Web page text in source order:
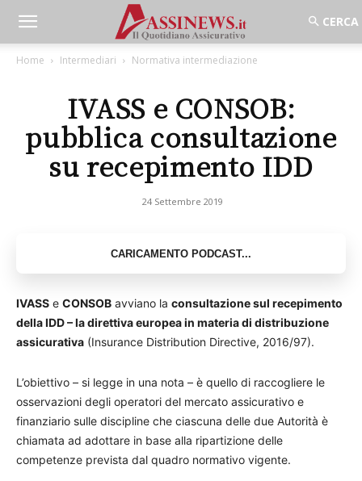
Home Intermediari Normativa intermediazione
IVASS e CONSOB:
pubblica consultazione
su recepimento IDD
24 Settembre 2019
IVASS e CONSOB avviano la consultazione sul recepimento
della IDD – la direttiva europea in materia di distribuzione
assicurativa (Insurance Distribution Directive, 2016/97).
L’obiettivo – si legge in una nota – è quello di raccogliere le
osservazioni degli operatori del mercato assicurativo e
finanziario sulle discipline che ciascuna delle due Autorità è
chiamata ad adottare in base alla ripartizione delle
competenze prevista dal quadro normativo vigente.